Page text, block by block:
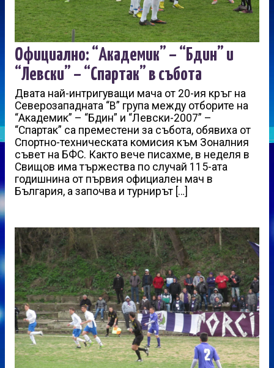
Официално: “Академик” – “Бдин” и
“Левски” – “Спартак” в събота
Двата най-интригуващи мача от 20-ия кръг на
Северозападната “В” група между отборите на
“Академик” – “Бдин” и “Левски-2007” –
“Спартак” са преместени за събота, обявиха от
Спортно-техническата комисия към Зоналния
съвет на БФС. Както вече писахме, в неделя в
Свищов има тържества по случай 115-ата
годишнина от първия официален мач в
България, а започва и турнирът […]